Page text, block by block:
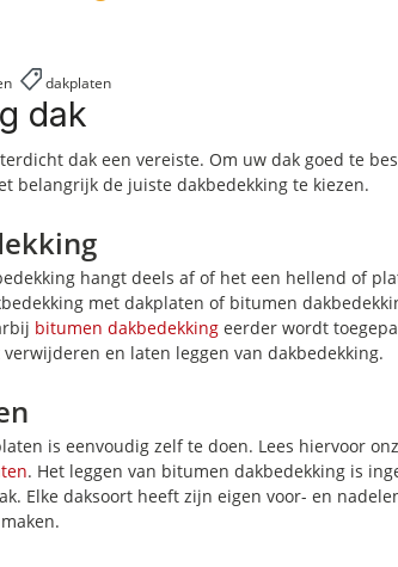
dakplaten
dak
dak een vereiste. Om uw dak goed te
belangrijk de juiste dakbedekking te kiezen.
hangt deels af of het een hellend of
met dakplaten of bitumen
bitumen dakbedekking eerder wordt
en laten leggen van dakbedekking.
is eenvoudig zelf te doen. Lees hiervoor
. Het leggen van bitumen dakbedekking is
Elke daksoort heeft zijn eigen voor- en